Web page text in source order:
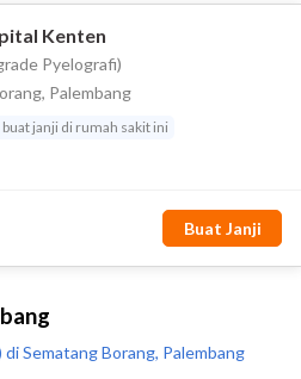
Sematang Borang, Palembang